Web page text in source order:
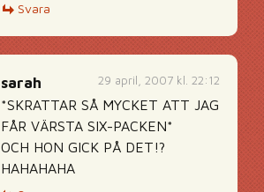
Svara
29 april, 2007 kl. 22:12
sarah
*SKRATTAR SÅ MYCKET ATT JAG
FÅR VÄRSTA SIX-PACKEN*
OCH HON GICK PÅ DET!?
HAHAHAHA